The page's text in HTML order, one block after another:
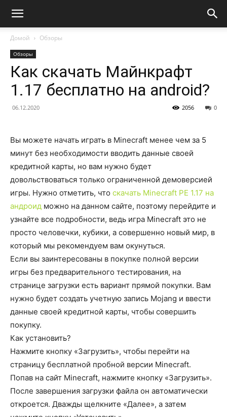
Домой Обзоры
Обзоры
Как скачать Майнкрафт
1.17 бесплатно на android?
06.12.2020 0
2056
Вы можете начать играть в Minecraft менее чем за 5
минут без необходимости вводить данные своей
кредитной карты, но вам нужно будет
довольствоваться только ограниченной демоверсией
игры. Нужно отметить, что скачать Minecraft PE 1.17 на
андроид можно на данном сайте, поэтому перейдите и
узнайте все подробности, ведь игра Minecraft это не
просто человечки, кубики, а совершенно новый мир, в
который мы рекомендуем вам окунуться.
Если вы заинтересованы в покупке полной версии
игры без предварительного тестирования, на
странице загрузки есть вариант прямой покупки. Вам
нужно будет создать учетную запись Mojang и ввести
данные своей кредитной карты, чтобы совершить
покупку.
Как установить?
Нажмите кнопку «Загрузить», чтобы перейти на
страницу бесплатной пробной версии Minecraft.
Попав на сайт Minecraft, нажмите кнопку «Загрузить».
После завершения загрузки файла он автоматически
откроется. Дважды щелкните «Далее», а затем